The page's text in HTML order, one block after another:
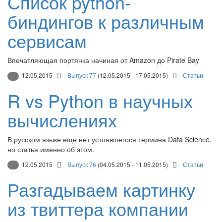
биндингов к различным
сервисам
Впечатляющая портянка начиная от Amazon до Pirate Bay
12.05.2015 Выпуск 77 (12.05.2015 - 17.05.2015) Статьи
R vs Python в научных
вычислениях
В русском языке еще нет устоявшегося термина Data Scienсe,
но статья именно об этом.
12.05.2015 Выпуск 76 (04.05.2015 - 11.05.2015) Статьи
Разгадываем картинку
из твиттера компании